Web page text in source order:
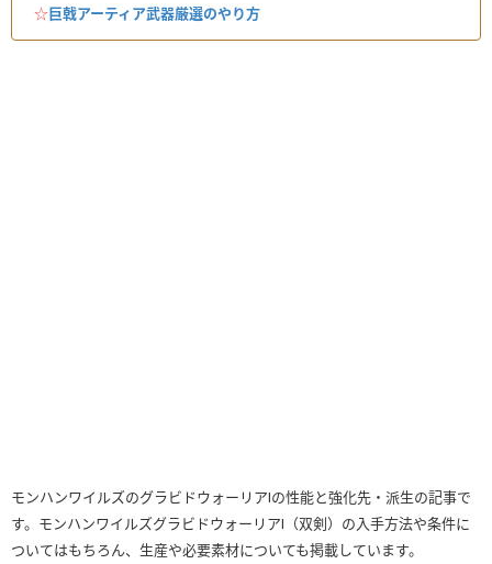
☆巨戟アーティア武器厳選のやり方
モンハンワイルズのグラビドウォーリアⅠの性能と強化先・派生の記事で
す。モンハンワイルズグラビドウォーリアⅠ（双剣）の入手方法や条件に
ついてはもちろん、生産や必要素材についても掲載しています。